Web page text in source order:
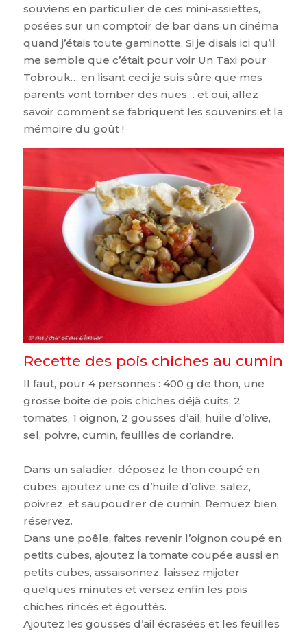
souviens en particulier de ces mini-assiettes,
posées sur un comptoir de bar dans un cinéma
quand j’étais toute gaminotte. Si je disais ici qu’il
me semble que c’était pour voir Un Taxi pour
Tobrouk… en lisant ceci je suis sûre que mes
parents vont tomber des nues… et oui, allez
savoir comment se fabriquent les souvenirs et la
mémoire du goût !
Recette des pois chiches au cumin
Il faut, pour 4 personnes : 400 g de thon, une
grosse boite de pois chiches déjà cuits, 2
tomates, 1 oignon, 2 gousses d’ail, huile d’olive,
sel, poivre, cumin, feuilles de coriandre.
Dans un saladier, déposez le thon coupé en
cubes, ajoutez une cs d’huile d’olive, salez,
poivrez, et saupoudrer de cumin. Remuez bien,
réservez.
Dans une poêle, faites revenir l’oignon coupé en
petits cubes, ajoutez la tomate coupée aussi en
petits cubes, assaisonnez, laissez mijoter
quelques minutes et versez enfin les pois
chiches rincés et égouttés.
Ajoutez les gousses d’ail écrasées et les feuilles